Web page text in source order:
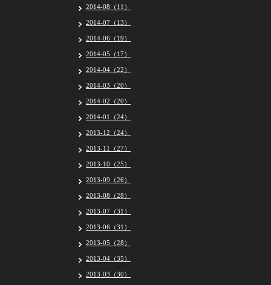
2014-08（11）
2014-07（13）
2014-06（19）
2014-05（17）
2014-04（22）
2014-03（20）
2014-02（20）
2014-01（24）
2013-12（24）
2013-11（27）
2013-10（25）
2013-09（26）
2013-08（28）
2013-07（31）
2013-06（31）
2013-05（28）
2013-04（35）
2013-03（30）